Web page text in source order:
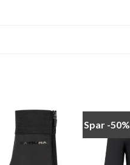
Add to
wishlist
Spar -50%